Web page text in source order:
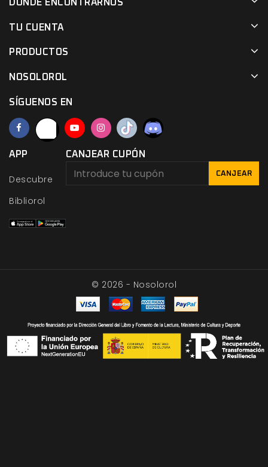
DÓNDE ENCONTRARNOS
TU CUENTA
PRODUCTOS
NOSOLOROL
SÍGUENOS EN
APP
Descubre
Bibliorol
CANJEAR CUPÓN
CANJEAR
© 2026 - Nosolorol